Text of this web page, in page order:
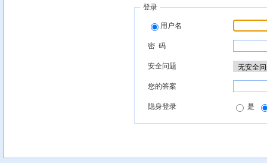
登录
用户名
密 码
安全问题
您的答案
隐身登录 是